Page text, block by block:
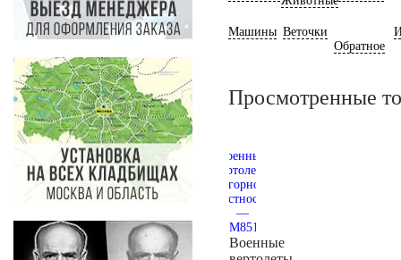
Машины Веточки
Обратное
Просмотренные
Военные